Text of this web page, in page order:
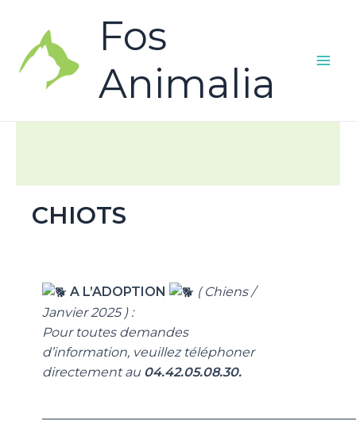
Fos
Animalia
CHIOTS
A L’ADOPTION
( Chiens /
Janvier 2025 ) :
Pour toutes demandes
d’information, veuillez téléphoner
directement au 04.42.05.08.30.